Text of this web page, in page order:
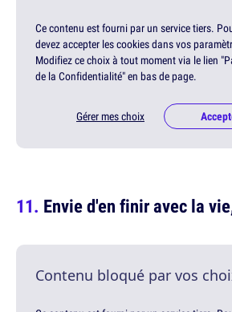
Ce contenu est fourni par un service tiers.
devez accepter les cookies dans vos
Modifiez ce choix à tout moment via le lien
de la Confidentialité" en bas de page.
Gérer mes choix
Envie d'en finir avec la
Contenu bloqué par vos